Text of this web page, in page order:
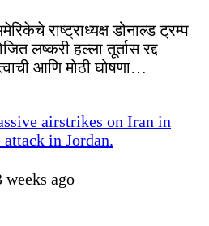
राष्ट्राध्यक्ष डोनाल्ड ट्रम्प
लष्करी हल्ला तूर्तास रद्द
आणि मोठी घोषणा…
weeks ago